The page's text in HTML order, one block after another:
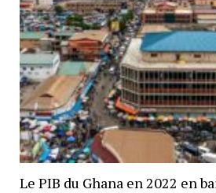
Le PIB du Ghana en 2022 en